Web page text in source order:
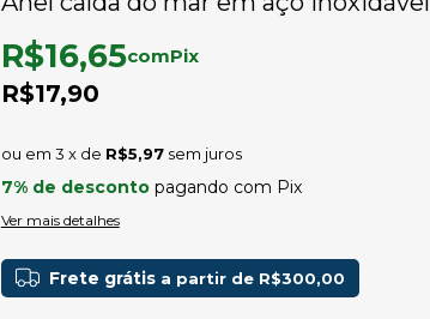
R$17,90
R$16,65comPix
3 x de R$5,97 sem juros
7% de descontopagando com Pix
Ver mais detalhes
Frete grátis a partir de R$300,00